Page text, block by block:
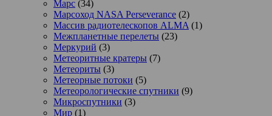
Марс (34)
Марсоход NASA Perseverance (2)
Массив радиотелескопов ALMA (1)
Межпланетные перелеты (23)
Меркурий (3)
Метеоритные кратеры (7)
Метеориты (3)
Метеорные потоки (5)
Метеорологические спутники (9)
Микроспутники (3)
Мир (1)